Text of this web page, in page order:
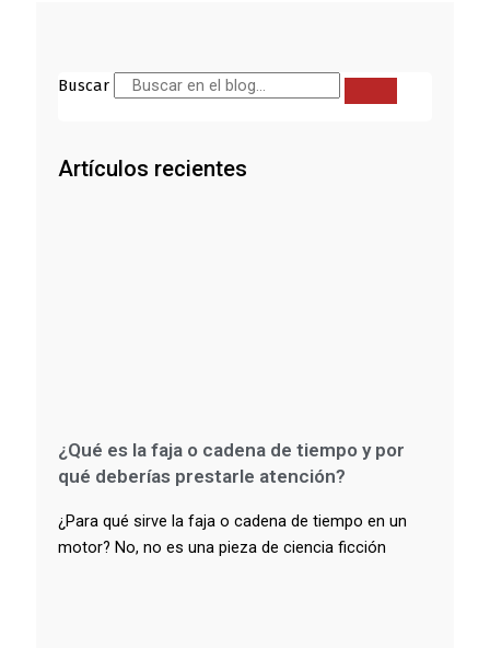
Buscar
Artículos recientes
¿Qué es la faja o cadena de tiempo y por
qué deberías prestarle atención?
¿Para qué sirve la faja o cadena de tiempo en un
motor? No, no es una pieza de ciencia ficción